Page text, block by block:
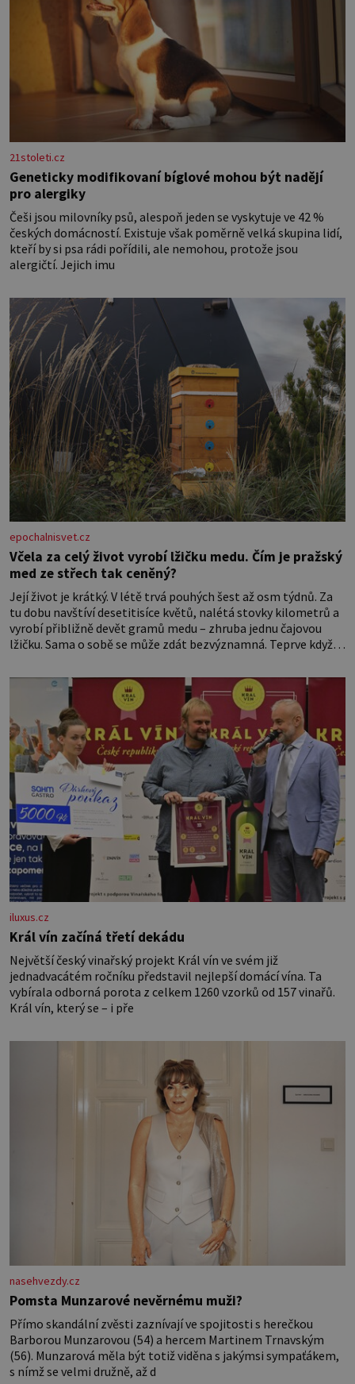
21stoleti.cz
Geneticky modifikovaní bíglové mohou být nadějí
pro alergiky
Češi jsou milovníky psů, alespoň jeden se vyskytuje ve 42 %
českých domácností. Existuje však poměrně velká skupina lidí,
kteří by si psa rádi pořídili, ale nemohou, protože jsou
alergičtí. Jejich imu
epochalnisvet.cz
Včela za celý život vyrobí lžičku medu. Čím je pražský
med ze střech tak ceněný?
Její život je krátký. V létě trvá pouhých šest až osm týdnů. Za
tu dobu navštíví desetitisíce květů, nalétá stovky kilometrů a
vyrobí přibližně devět gramů medu – zhruba jednu čajovou
lžičku. Sama o sobě se může zdát bezvýznamná. Teprve když
vznikne jeden z nejdokonalejších organismů
iluxus.cz
Král vín začíná třetí dekádu
Největší český vinařský projekt Král vín ve svém již
jednadvacátém ročníku představil nejlepší domácí vína. Ta
vybírala odborná porota z celkem 1260 vzorků od 157 vinařů.
Král vín, který se – i pře
nasehvezdy.cz
Pomsta Munzarové nevěrnému muži?
Přímo skandální zvěsti zaznívají ve spojitosti s herečkou
Barborou Munzarovou (54) a hercem Martinem Trnavským
(56). Munzarová měla být totiž viděna s jakýmsi sympaťákem,
s nímž se velmi družně, až d